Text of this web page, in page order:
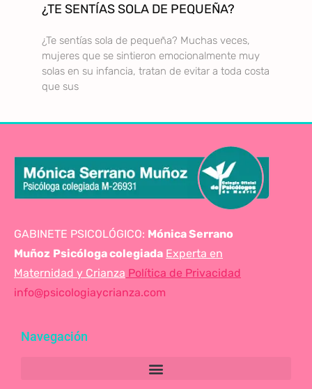
¿TE SENTÍAS SOLA DE PEQUEÑA?
¿Te sentías sola de pequeña? Muchas veces,
mujeres que se sintieron emocionalmente muy
solas en su infancia, tratan de evitar a toda costa
que sus
GABINETE PSICOLÓGICO: Mónica Serrano
Muñoz Psicóloga colegiada Experta en
Maternidad y Crianza Política de Privacidad
info@psicologiaycrianza.com
Navegación